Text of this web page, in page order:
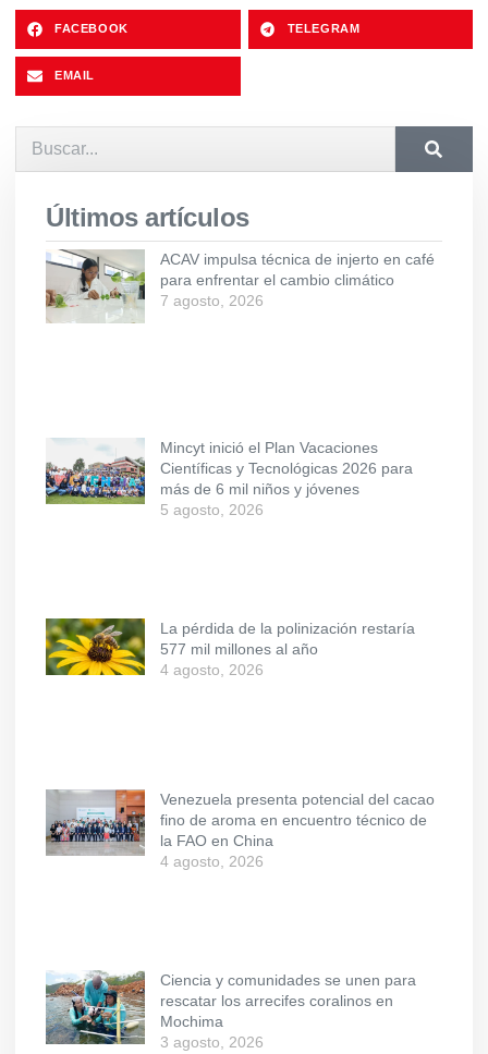
FACEBOOK TELEGRAM
EMAIL
Últimos artículos
ACAV impulsa técnica de injerto en café
para enfrentar el cambio climático
7 agosto, 2026
Mincyt inició el Plan Vacaciones
Científicas y Tecnológicas 2026 para
más de 6 mil niños y jóvenes
5 agosto, 2026
La pérdida de la polinización restaría
577 mil millones al año
4 agosto, 2026
Venezuela presenta potencial del cacao
fino de aroma en encuentro técnico de
la FAO en China
4 agosto, 2026
Ciencia y comunidades se unen para
rescatar los arrecifes coralinos en
Mochima
3 agosto, 2026